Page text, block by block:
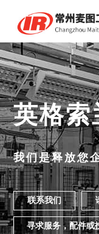
首
页
关
于
我
们
产
品
中
心
英格索
我们是释放您
联系我们
寻求服务，配件或